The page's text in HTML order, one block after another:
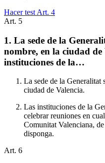
Hacer test Art. 4
Art. 5
1. La sede de la
nombre, en la ciudad de
instituciones de la…
La sede de la Generalitat
ciudad de Valencia.
Las instituciones de la
celebrar reuniones en
Comunitat Valenciana,
disponga.
Art. 6